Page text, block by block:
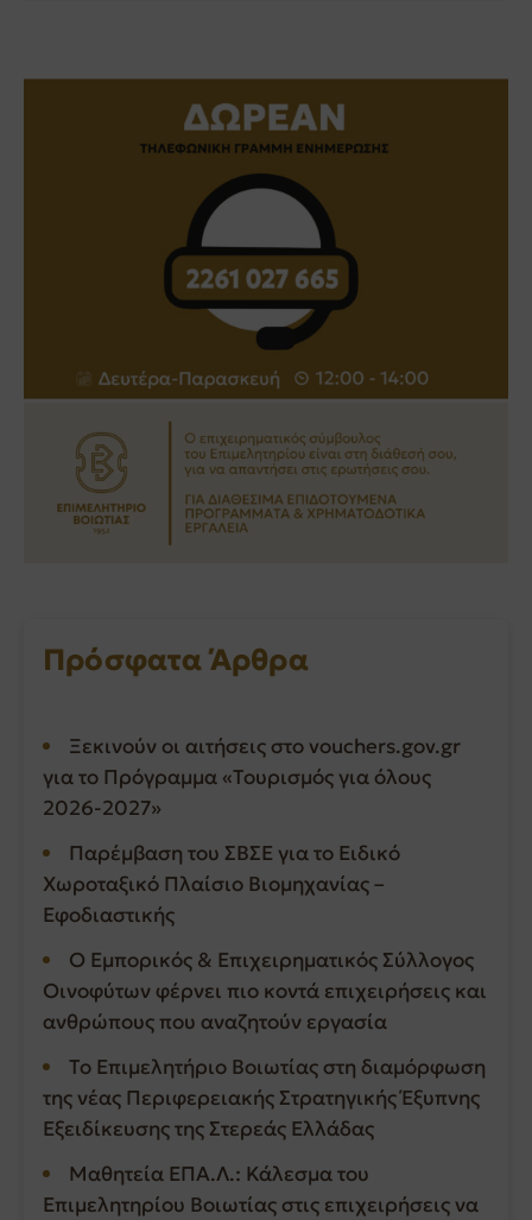
Πρόσφατα Άρθρα
Ξεκινούν οι αιτήσεις στο vouchers.gov.gr
για το Πρόγραμμα «Τουρισμός για όλους
2026-2027»
Παρέμβαση του ΣΒΣΕ για το Ειδικό
Χωροταξικό Πλαίσιο Βιομηχανίας –
Εφοδιαστικής
Ο Εμπορικός & Επιχειρηματικός Σύλλογος
Οινοφύτων φέρνει πιο κοντά επιχειρήσεις και
ανθρώπους που αναζητούν εργασία
Το Επιμελητήριο Βοιωτίας στη διαμόρφωση
της νέας Περιφερειακής Στρατηγικής Έξυπνης
Εξειδίκευσης της Στερεάς Ελλάδας
Μαθητεία ΕΠΑ.Λ.: Κάλεσμα του
Επιμελητηρίου Βοιωτίας στις επιχειρήσεις να